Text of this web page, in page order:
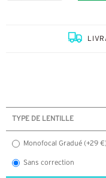
TYPE DE LENTILLE
Monofocal Gradué (+29
Sans correction